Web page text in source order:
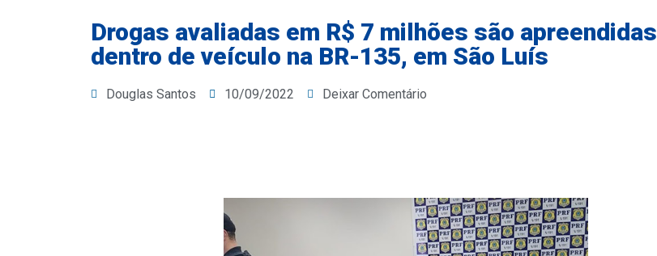
Drogas avaliadas em R$ 7 milhões são apreendidas
dentro de veículo na BR-135, em São Luís
Douglas Santos 10/09/2022 Deixar Comentário